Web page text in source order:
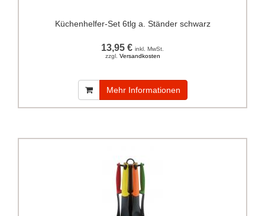
Küchenhelfer-Set 6tlg a. Ständer schwarz
13,95 € inkl. MwSt.
zzgl. Versandkosten
Mehr Informationen